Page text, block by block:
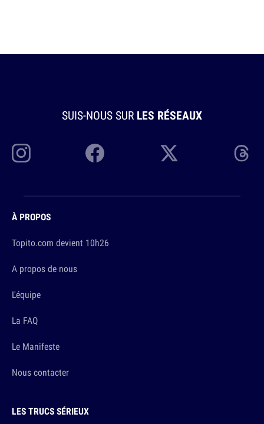
SUIS-NOUS SUR LES RÉSEAUX
À PROPOS
Topito.com devient 10h26
A propos de nous
L'équipe
La FAQ
Le Manifeste
Nous contacter
LES TRUCS SÉRIEUX